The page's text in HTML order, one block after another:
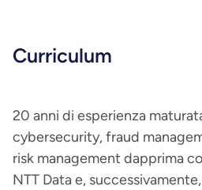
Curriculum
20 anni di esperienza
cybersecurity, fraud
risk management dapprima
NTT Data e,